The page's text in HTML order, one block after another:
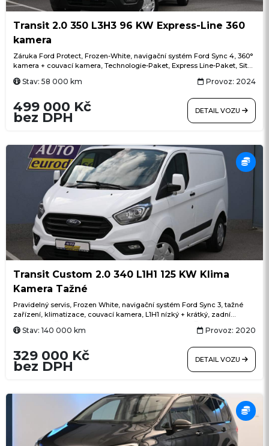
Transit 2.0 350 L3H3 96 KW Express-Line 360
kamera
Záruka Ford Protect, Frozen-White, navigační systém Ford Sync 4, 360°
kamera + couvací kamera, Technologie-Paket, Express Line-Paket, Sitz-
(adaptivní tempomat) + Pre-Collision Assist (systém nouzového
parkování do řady, výběr jízdních režimů (normální, Eco), rozpoznávání
dopravních značek, vstup USB + USB-C
Stav: 58 000 km Provoz: 2024
499 000 Kč
bez DPH DETAIL VOZU
Transit Custom 2.0 340 L1H1 125 KW Klima
Kamera Tažné
Pravidelný servis, Frozen White, navigační systém Ford Sync 3, tažné
zařízení, klimatizace, couvací kamera, L1H1 nízký + krátký, zadní
tempomat, Bluetooth handsfree, USB, LED denní svícení, přisvěcování
dveře vpravo
Stav: 140 000 km Provoz: 2020
329 000 Kč
bez DPH DETAIL VOZU